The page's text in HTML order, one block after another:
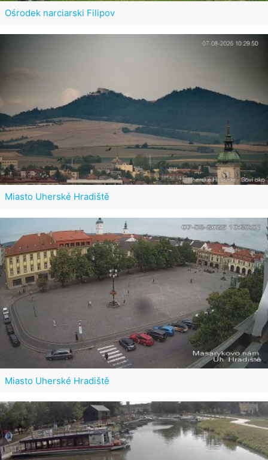
Ośrodek narciarski Filipov
Miasto Uherské Hradiště
Miasto Uherské Hradiště